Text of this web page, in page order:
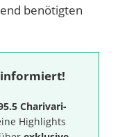
benötigten
informiert!
Charivari-
Highlights